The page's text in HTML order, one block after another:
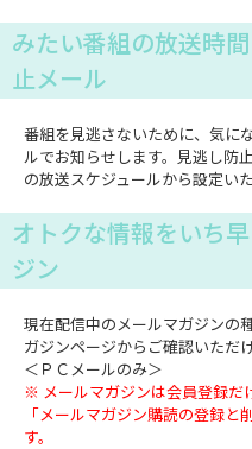
みたい番組の放送時
止メール
番組を見逃さないために、気に
ルでお知らせします。見逃し防
の放送スケジュールから設定いた
オトクな情報をいち
ジン
現在配信中のメールマガジンの
ガジンページからご確認いただけ
＜ＰＣメールのみ＞
※ メールマガジンは会員登録だ
「メールマガジン購読の登録
す。